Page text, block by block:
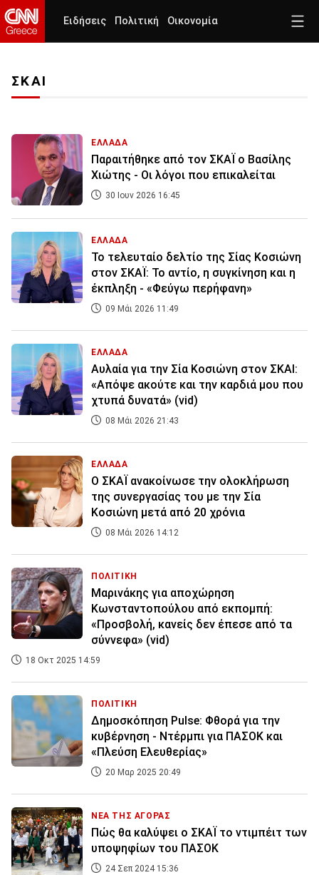
Ειδήσεις Πολιτική Οικονομία
ΣΚΑΙ
ΕΛΛΑΔΑ
Παραιτήθηκε από τον ΣΚΑΪ ο Βασίλης
Χιώτης - Οι λόγοι που επικαλείται
30 Ιουν 2026 16:45
ΕΛΛΑΔΑ
Το τελευταίο δελτίο της Σίας Κοσιώνη
στον ΣΚΑΪ: Το αντίο, η συγκίνηση και η
έκπληξη - «Φεύγω περήφανη»
09 Μάι 2026 11:49
ΕΛΛΑΔΑ
Αυλαία για την Σία Κοσιώνη στον ΣΚΑΙ:
«Απόψε ακούτε και την καρδιά μου που
χτυπά δυνατά» (vid)
08 Μάι 2026 21:43
ΕΛΛΑΔΑ
Ο ΣΚΑΪ ανακοίνωσε την ολοκλήρωση
της συνεργασίας του με την Σία
Κοσιώνη μετά από 20 χρόνια
08 Μάι 2026 14:12
ΠΟΛΙΤΙΚΗ
Μαρινάκης για αποχώρηση
Κωνσταντοπούλου από εκπομπή:
«Προσβολή, κανείς δεν έπεσε από τα
σύννεφα» (vid)
18 Οκτ 2025 14:59
ΠΟΛΙΤΙΚΗ
Δημοσκόπηση Pulse: Φθορά για την
κυβέρνηση - Ντέρμπι για ΠΑΣΟΚ και
«Πλεύση Ελευθερίας»
20 Μαρ 2025 20:49
ΝΕΑ ΤΗΣ ΑΓΟΡΑΣ
Πώς θα καλύψει ο ΣΚΑΪ το ντιμπέιτ των
υποψηφίων του ΠΑΣΟΚ
24 Σεπ 2024 15:36